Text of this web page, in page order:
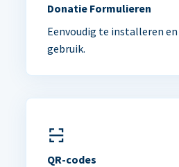
Donatie Formulieren
Eenvoudig te installeren
gebruik.
QR-codes